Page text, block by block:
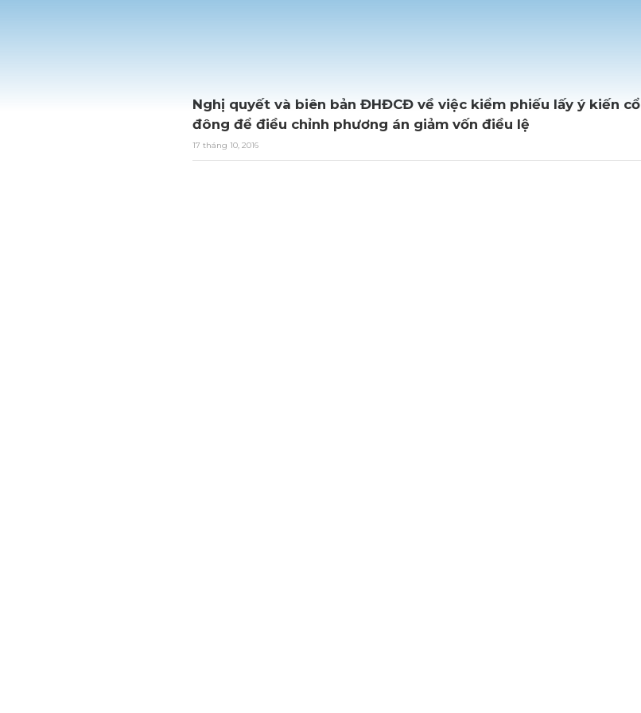
Nghị quyết và biên bản ĐHĐCĐ về việc kiểm phiếu lấy ý kiến cổ
đông để điều chỉnh phương án giảm vốn điều lệ
17 tháng 10, 2016